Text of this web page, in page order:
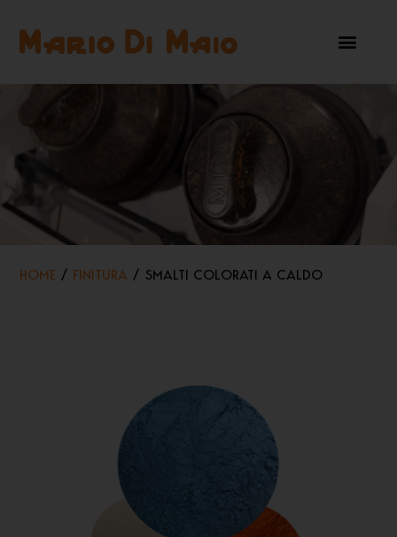
HOME / FINITURA / SMALTI COLORATI A CALDO